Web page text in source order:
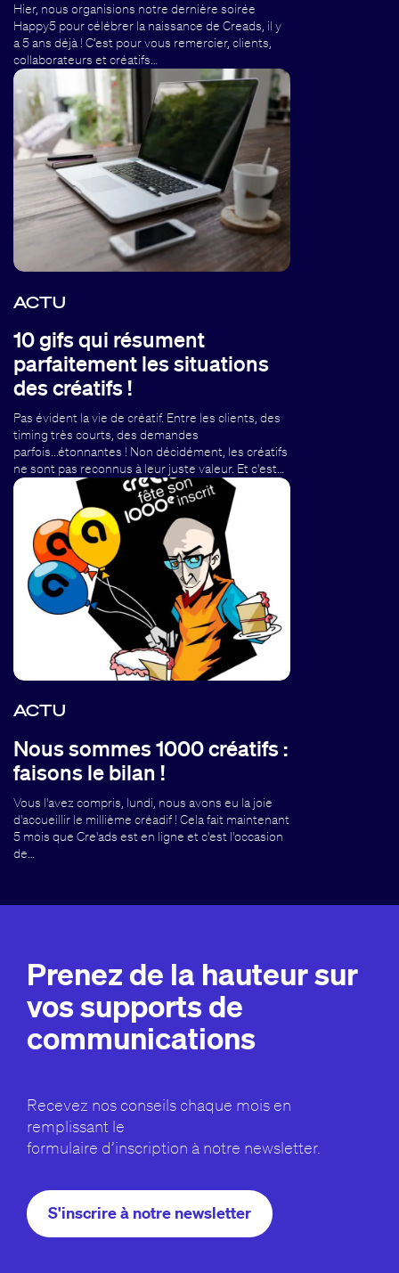
Hier, nous organisions notre dernière soirée
Happy5 pour célébrer la naissance de Creads, il y
a 5 ans déjà ! C’est pour vous remercier, clients,
collaborateurs et créatifs…
ACTU
10 gifs qui résument
parfaitement les situations
des créatifs !
Pas évident la vie de créatif. Entre les clients, des
timing très courts, des demandes
parfois...étonnantes ! Non décidément, les créatifs
ne sont pas reconnus à leur juste valeur. Et c'est…
ACTU
Nous sommes 1000 créatifs :
faisons le bilan !
Vous l'avez compris, lundi, nous avons eu la joie
d'accueillir le millième créadif ! Cela fait maintenant
5 mois que Cre'ads est en ligne et c'est l'occasion
de…
Prenez de la hauteur sur
vos supports de
communications
Recevez nos conseils chaque mois en
remplissant le
formulaire d’inscription à notre newsletter.
S'inscrire à notre newsletter